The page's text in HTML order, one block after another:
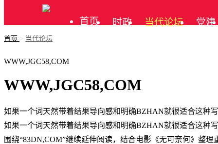
首页 时政 当代论坛 党建
首页 > 当代论坛
WWW,JGC58,COM
WWW,JGC58,COM
如果一个词天然带着结果导向感和明确BZHAN就很适合这种
如果一个词天然带着结果导向感和明确BZHAN就很适合这种
围绕“83DN,COM”继续延伸阅读，结合电影《无可奈何》整理